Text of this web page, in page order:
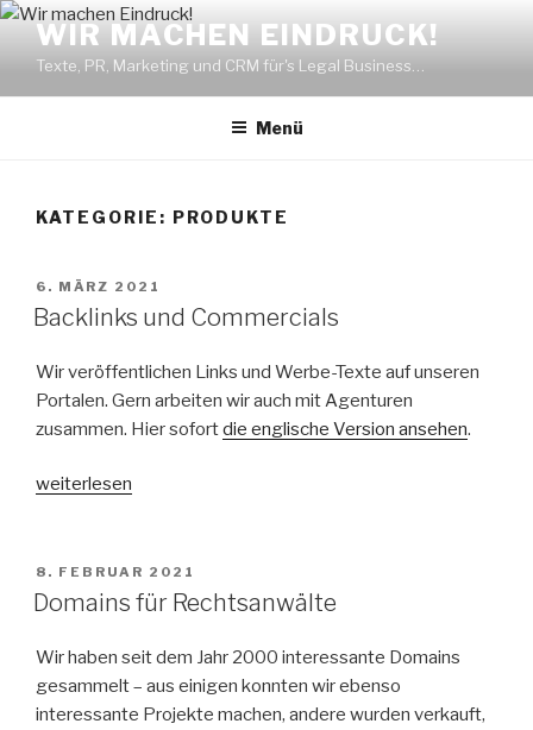
Zum
Inhalt
springen
WIR MACHEN EINDRUCK!
Texte, PR, Marketing und CRM für's Legal Business…
Menü
KATEGORIE: PRODUKTE
VERÖFFENTLICHT
AM
6. MÄRZ 2021
Backlinks und Commercials
Wir veröffentlichen Links und Werbe-Texte auf unseren
Portalen. Gern arbeiten wir auch mit Agenturen
zusammen. Hier sofortdie englische Version ansehen.
„Backlinks
weiterlesen
VERÖFFENTLICHT
AM
8. FEBRUAR 2021
Domains für Rechtsanwälte
Wir haben seit dem Jahr 2000 interessante Domains
gesammelt – aus einigen konnten wir ebenso
interessante Projekte machen, andere wurden verkauft,